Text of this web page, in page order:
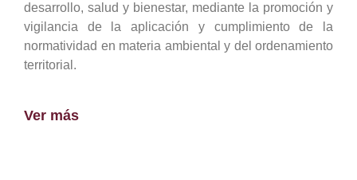
desarrollo, salud y bienestar, mediante la promoción y
vigilancia de la aplicación y cumplimiento de la
normatividad en materia ambiental y del ordenamiento
territorial.
Ver más